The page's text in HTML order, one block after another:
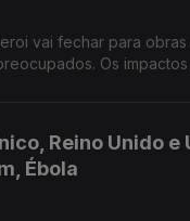
vai fechar para obras
Os impactos
Reino Unido e
Ébola